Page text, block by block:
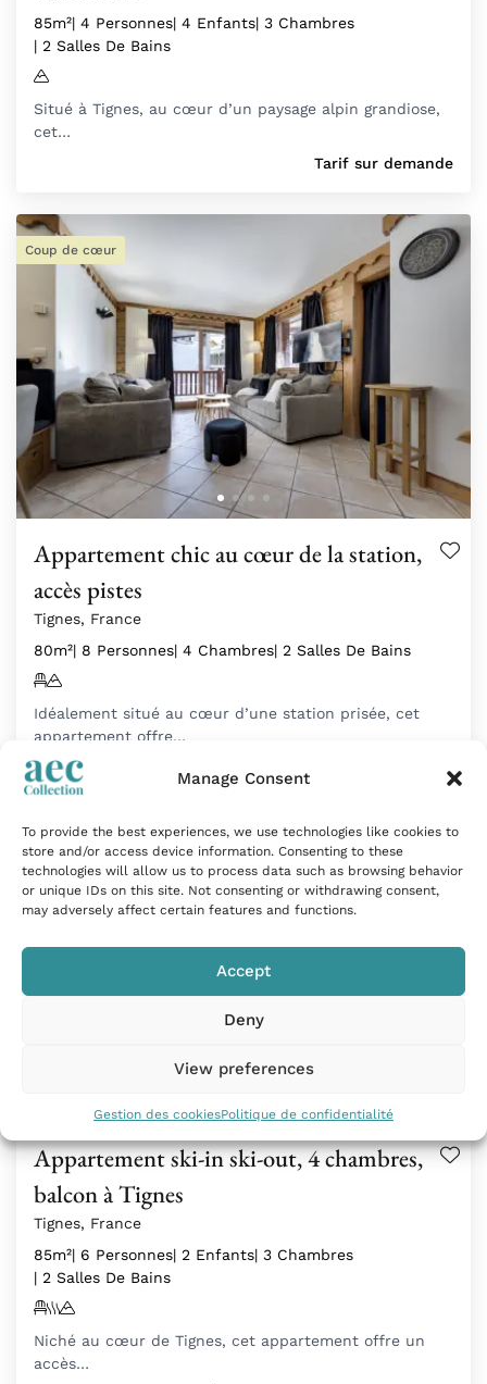
Manage Consent
To provide the best experiences, we use technologies like cookies to
store and/or access device information. Consenting to these
technologies will allow us to process data such as browsing behavior
or unique IDs on this site. Not consenting or withdrawing consent,
may adversely affect certain features and functions.
Accept
Deny
View preferences
Gestion des cookiesPolitique de confidentialité
85m²| 4 Personnes| 4 Enfants| 3 Chambres
| 2 Salles De Bains
Situé à Tignes, au cœur d’un paysage alpin grandiose,
cet…
Tarif sur demande
Coup de cœur
Appartement chic au cœur de la station,
accès pistes
Tignes, France
80m²| 8 Personnes| 4 Chambres| 2 Salles De Bains
Idéalement situé au cœur d’une station prisée, cet
appartement offre…
Tarif sur demande
Coup de cœur
Appartement ski-in ski-out, 4 chambres,
balcon à Tignes
Tignes, France
85m²| 6 Personnes| 2 Enfants| 3 Chambres
| 2 Salles De Bains
Niché au cœur de Tignes, cet appartement offre un
accès…